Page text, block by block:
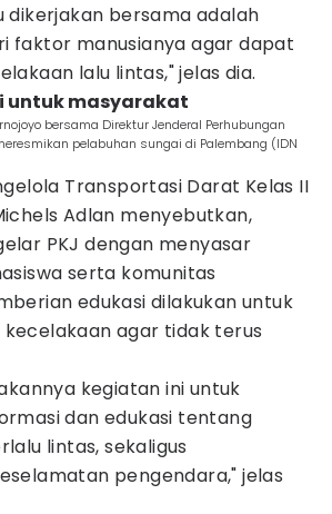
dikerjakan bersama adalah
faktor manusianya agar dapat
lalu lintas," jelas dia.
untuk masyarakat
bersama Direktur Jenderal Perhubungan
pelabuhan sungai di Palembang (IDN
Transportasi Darat Kelas II
Adlan menyebutkan,
PKJ dengan menyasar
serta komunitas
edukasi dilakukan untuk
agar tidak terus
kegiatan ini untuk
dan edukasi tentang
lintas, sekaligus
pengendara," jelas